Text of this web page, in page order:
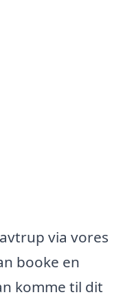
via vores
booke en
komme til dit